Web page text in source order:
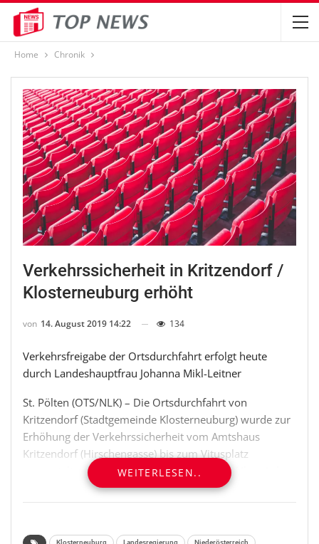
Home Chronik
Verkehrssicherheit in Kritzendorf /
Klosterneuburg erhöht
von 14. August 2019 14:22 134
Verkehrsfreigabe der Ortsdurchfahrt erfolgt heute
durch Landeshauptfrau Johanna Mikl-Leitner
St. Pölten (OTS/NLK) – Die Ortsdurchfahrt von
Kritzendorf (Stadtgemeinde Klosterneuburg) wurde zur
Erhöhung der Verkehrssicherheit vom Amtshaus
Kritzendorf (Hirschengasse) bis zum Vitusplatz
neugestaltet. Heute, Mittwoch, um etwa 19 Uhr wird
durch Landeshauptfrau Johanna Mikl-Leitner die
Landesstraße L 118 im Zuge der Ortsdurchfahrt
Arbeiten führte die Firma Pittel + Brausewetter aus
WEITERLESEN..
Klosterneuburg Landesregierung Niederösterreich